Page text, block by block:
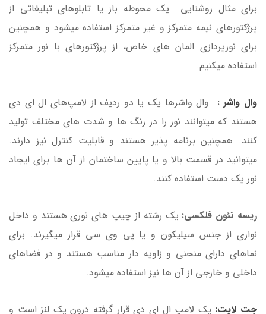
برای مثال روشنایی یک محوطه باز یا تابلوهای تبلیغاتی از
پرژکتورهای نیمه متمرکز و غیر متمرکز استفاده میشود و همچنین
برای نورپردازی المان های خاص، از پرژکتورهای با نور متمرکز
استفاده میکنیم.
وال واشر: وال واشرها یک یا دو ردیف از لامپ‌های ال ای دی
هستند که میتوانند نور را در رنگ ها و شدت های مختلف تولید
کنند. همچنین برنامه پذیر هستند و قابلیت کنترل نیز دارند.
میتوانید در قسمت بالا و یا پایین ساختمان از آن ها برای ایجاد
نور یک دست استفاده کنند.
ریسه نئون فلکسی: یک رشته از چیپ های نوری هستند و داخل
نواری از جنس سیلیکون و یا پی وی سی قرار میگیرند. برای
نماهای دارای منحنی و زاویه دار مناسب هستند و در فضاهای
داخلی و خارجی از آن ها نیز استفاده میشود.
جت لایت: یک لامپ ال ای دی قرار گرفته درون یک لنز است و